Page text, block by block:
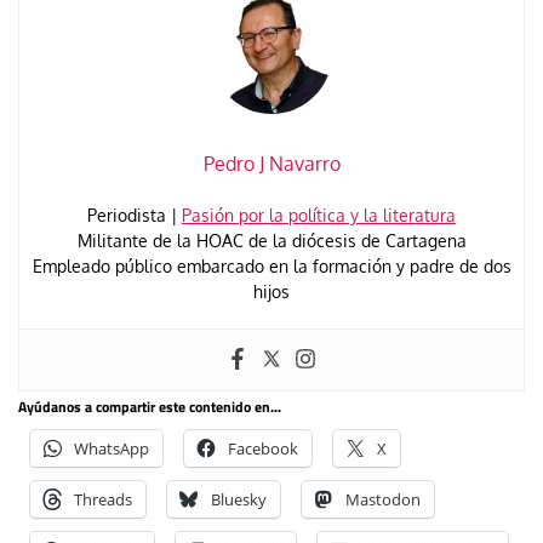
Pedro J Navarro
Periodista | Pasión por la política y la literatura
Militante de la HOAC de la diócesis de Cartagena
Empleado público embarcado en la formación y padre de dos
hijos
Ayúdanos a compartir este contenido en...
WhatsApp Facebook X
Threads Bluesky Mastodon